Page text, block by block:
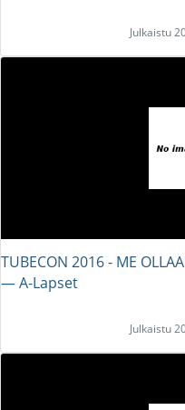
Julkaistu
TUBECON 2016 - ME
― A-Lapset
Julkaistu